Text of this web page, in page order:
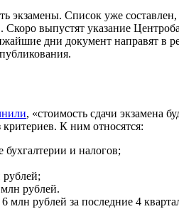
экзамены. Список уже составлен,
Скоро выпустят указание
дни документ направят в
, «стоимость сдачи экзамена
К ним относятся:
бухгалтерии и налогов;
рублей;
рублей.
рублей за последние 4